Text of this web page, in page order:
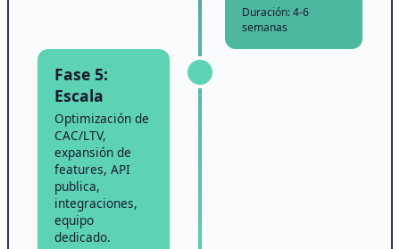
Duración: 4-6
semanas
Fase 5:
Escala
Optimización de
CAC/LTV,
expansión de
features, API
publica,
integraciones,
equipo
dedicado.